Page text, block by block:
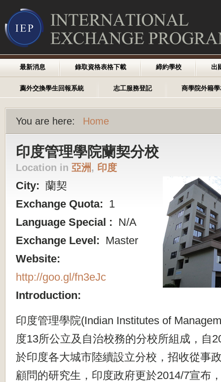
最新消息 錄取資格表格下載 締約學校 出
薦外交換學生回報系統 志工服務登記 商學院外籍
You are here: Home
印度管理學院蘭契分校
Location in 亞洲, 印度
City: 蘭契
Exchange Quota: 1
Language Special : N/A
Exchange Level: Master
Website:
http://goo.gl/fn3eJc
Introduction:
印度管理學院(Indian Institutes of
度13所公立及自治校務的分校所組成，自
於印度各大城市陸續設立分校， 招收從事
顧問的研究生，印度政府更於2014/7宣布